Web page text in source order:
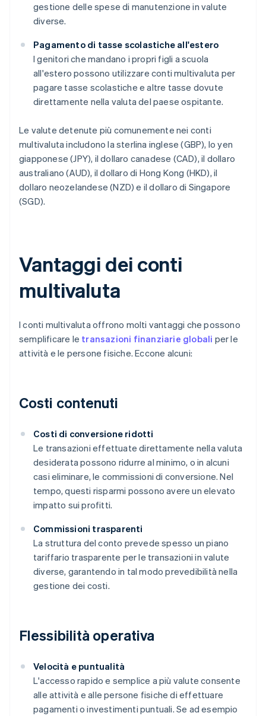
gestione delle spese di manutenzione in valute
diverse.
Pagamento di tasse scolastiche all'estero
I genitori che mandano i propri figli a scuola
all'estero possono utilizzare conti multivaluta per
pagare tasse scolastiche e altre tasse dovute
direttamente nella valuta del paese ospitante.
Le valute detenute più comunemente nei conti
multivaluta includono la sterlina inglese (GBP), lo yen
giapponese (JPY), il dollaro canadese (CAD), il dollaro
australiano (AUD), il dollaro di Hong Kong (HKD), il
dollaro neozelandese (NZD) e il dollaro di Singapore
(SGD).
Vantaggi dei conti
multivaluta
I conti multivaluta offrono molti vantaggi che possono
semplificare le transazioni finanziarie globali per le
attività e le persone fisiche. Eccone alcuni:
Costi contenuti
Costi di conversione ridotti
Le transazioni effettuate direttamente nella valuta
desiderata possono ridurre al minimo, o in alcuni
casi eliminare, le commissioni di conversione. Nel
tempo, questi risparmi possono avere un elevato
impatto sui profitti.
Commissioni trasparenti
La struttura del conto prevede spesso un piano
tariffario trasparente per le transazioni in valute
diverse, garantendo in tal modo prevedibilità nella
gestione dei costi.
Flessibilità operativa
Velocità e puntualità
L'accesso rapido e semplice a più valute consente
alle attività e alle persone fisiche di effettuare
pagamenti o investimenti puntuali. Se ad esempio